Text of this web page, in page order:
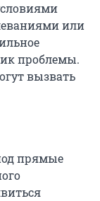
или
проблемы.
вызвать
прямые